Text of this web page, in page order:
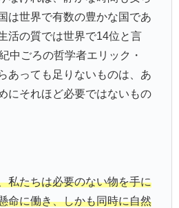
は世界で有数の豊かな国であ
活の質では世界で14位と言
中ごろの哲学者エリック・
あっても足りないものは、あ
にそれほど必要ではないもの
私たちは必要のない物を手に
命に働き、しかも同時に自然